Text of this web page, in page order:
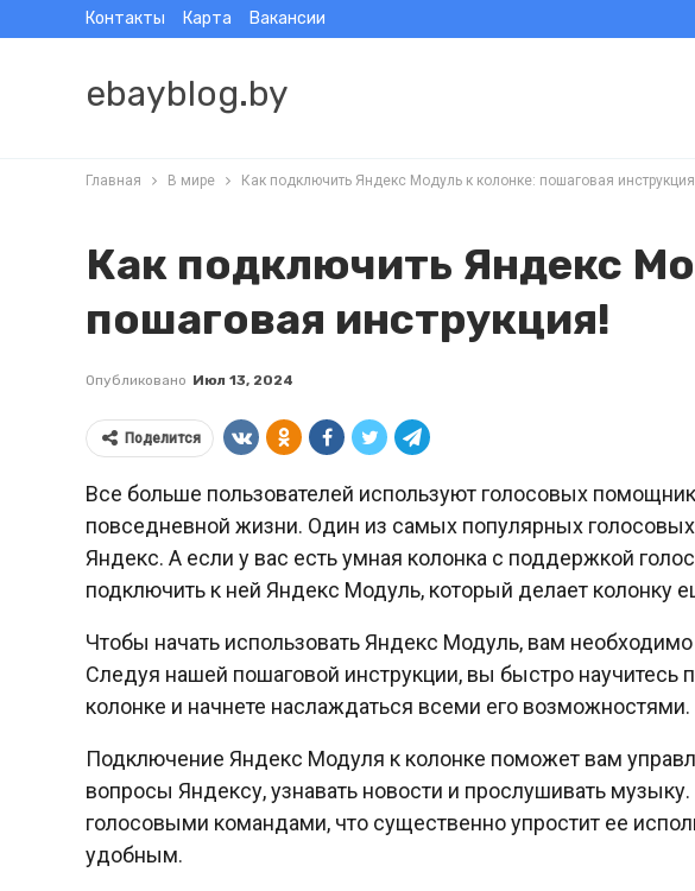
Контакты Карта Вакансии
ebayblog.by
Главная В мире Как подключить Яндекс Модуль к колонке: пошаговая
Как подключить Яндекс
пошаговая инструкция!
Опубликовано Июл 13, 2024
Поделится
Все больше пользователей используют голосовых
повседневной жизни. Один из самых популярных
Яндекс. А если у вас есть умная колонка с поддержкой
подключить к ней Яндекс Модуль, который делает колонку
Чтобы начать использовать Яндекс Модуль, вам
Следуя нашей пошаговой инструкции, вы быстро научитесь
колонке и начнете наслаждаться всеми его возможностями.
Подключение Яндекс Модуля к колонке поможет вам
вопросы Яндексу, узнавать новости и прослушивать
голосовыми командами, что существенно упростит ее
удобным.